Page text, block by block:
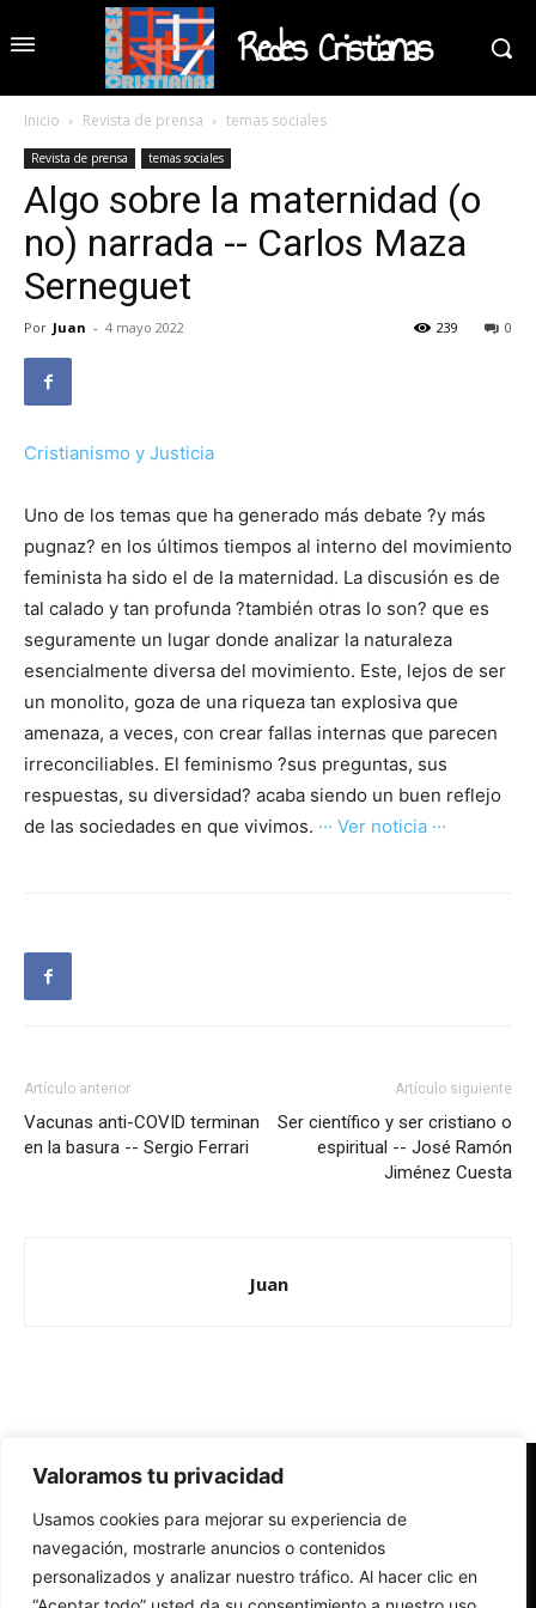
Valoramos tu privacidad
Usamos cookies para mejorar su experiencia de
navegación, mostrarle anuncios o contenidos
personalizados y analizar nuestro tráfico. Al hacer clic en
Redes Cristianas
Inicio Revista de prensa temas sociales
Revista de prensa temas sociales
Algo sobre la maternidad (o
no) narrada -- Carlos Maza
Serneguet
Por Juan - 4 mayo 2022 0
239
Cristianismo y Justicia
Uno de los temas que ha generado más debate ?y más
pugnaz? en los últimos tiempos al interno del movimiento
feminista ha sido el de la maternidad. La discusión es de
tal calado y tan profunda ?también otras lo son? que es
seguramente un lugar donde analizar la naturaleza
esencialmente diversa del movimiento. Este, lejos de ser
un monolito, goza de una riqueza tan explosiva que
amenaza, a veces, con crear fallas internas que parecen
irreconciliables. El feminismo ?sus preguntas, sus
respuestas, su diversidad? acaba siendo un buen reflejo
de las sociedades en que vivimos. ··· Ver noticia ···
Artículo anterior
Vacunas anti-COVID terminan
en la basura -- Sergio Ferrari
Artículo siguiente
Ser científico y ser cristiano o
espiritual -- José Ramón
Jiménez Cuesta
Juan
Redes Cristianas
Una mirada alternativa sobre la Iglesia católica y la sociedad
- Colectivos de Redes Cristianas